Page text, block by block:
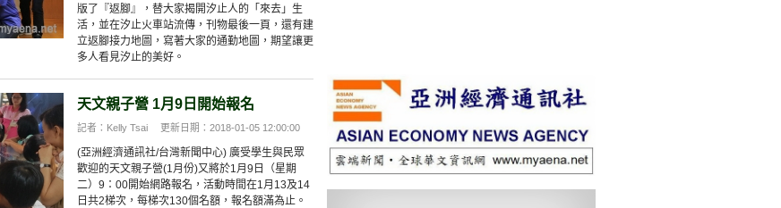
版了『返腳』，替大家揭開汐止人的「來去」生
活，並在汐止火車站流傳，刊物最後一頁，還有建
立返腳接力地圖，寫著大家的通勤地圖，期望讓更
多人看見汐止的美好。
天文親子營 1月9日開始報名
記者：Kelly Tsai 更新日期：2018-01-05 12:00:00
(亞洲經濟通訊社/台灣新聞中心) 廣受學生與民眾
歡迎的天文親子營(1月份)又將於1月9日（星期
二）9：00開始網路報名，活動時間在1月13及14
日共2梯次，每梯次130個名額，報名額滿為止。